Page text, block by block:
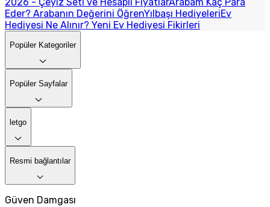
Eder? Arabanın Değerini ÖğrenYılbaşı HediyeleriEv
Hediyesi Ne Alınır? Yeni Ev Hediyesi Fikirleri
Popüler Kategoriler
Popüler Sayfalar
letgo
Resmi bağlantılar
Güven Damgası